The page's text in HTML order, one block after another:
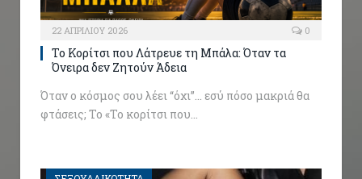
22 ΑΠΡΙΛΊΟΥ 2026 0
Το Κορίτσι που Λάτρευε τη Μπάλα: Όταν τα
Όνειρα δεν Ζητούν Άδεια
Όταν ο κόσμος σου λέει “όχι”… εσύ πόσο μακριά θα
φτάσεις; Το «Το κορίτσι που…